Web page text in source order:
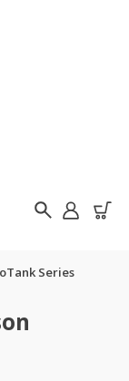
Series